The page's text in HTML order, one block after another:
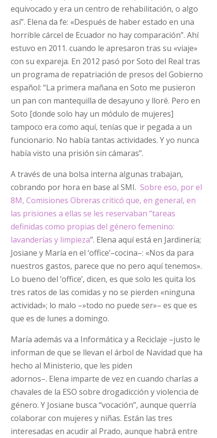
equivocado y era un centro de rehabilitación, o algo
así”. Elena da fe: «Después de haber estado en una
horrible cárcel de Ecuador no hay comparación”. Ahí
estuvo en 2011. cuando le apresaron tras su «viaje»
con su expareja. En 2012 pasó por Soto del Real tras
un programa de repatriación de presos del Gobierno
español: “La primera mañana en Soto me pusieron
un pan con mantequilla de desayuno y lloré. Pero en
Soto [donde solo hay un módulo de mujeres]
tampoco era como aquí, tenías que ir pegada a un
funcionario. No había tantas actividades. Y yo nunca
había visto una prisión sin cámaras”.
A través de una bolsa interna algunas trabajan,
cobrando por hora en base al SMI. Sobre eso, por el
8M, Comisiones Obreras criticó que, en general, en
las prisiones a ellas se les reservaban “tareas
definidas como propias del género femenino:
lavanderías y limpieza”. Elena aquí está en Jardinería;
Josiane y María en el ‘office’–cocina–: «Nos da para
nuestros gastos, parece que no pero aquí tenemos».
Lo bueno del ‘office’, dicen, es que solo les quita los
tres ratos de las comidas y no se pierden «ninguna
actividad»; lo malo –»todo no puede ser»– es que es
que es de lunes a domingo.
María además va a Informática y a Reciclaje –justo le
informan de que se llevan el árbol de Navidad que ha
hecho al Ministerio, que les piden
adornos–. Elena imparte de vez en cuando charlas a
chavales de la ESO sobre drogadicción y violencia de
género. Y Josiane busca “vocación”, aunque querría
colaborar con mujeres y niñas. Están las tres
interesadas en acudir al Prado, aunque habrá entre